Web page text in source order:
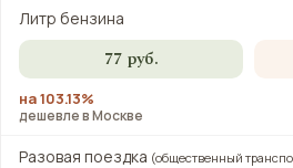
Литр бензина
77 руб.
на 103.13%
дешевле в Москве
Разовая поездка (общественный